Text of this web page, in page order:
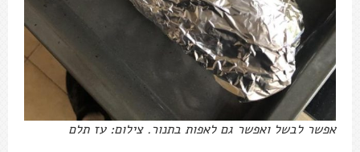
אפשר לבשל ואפשר גם לאפות בתנור. צילום: עז תלם